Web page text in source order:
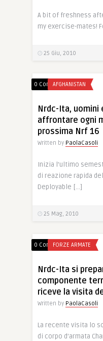
A bit of freshness
my exercise-mates!
25 Giu, 2010
0 CommentsAFGHANISTAN
Nrdc-Ita,
affrontare ogni
prossima Nrf 16
Written by PaolaCasoli
Inizia l’ultimo
di reazione rapida
Deployable […]
25 Mag, 2010
0 CommentsFORZE ARMATE
Nrdc-Ita si
componente
riceve la visita
Written by PaolaCasoli
La recente visita lo
di corpo d’armata